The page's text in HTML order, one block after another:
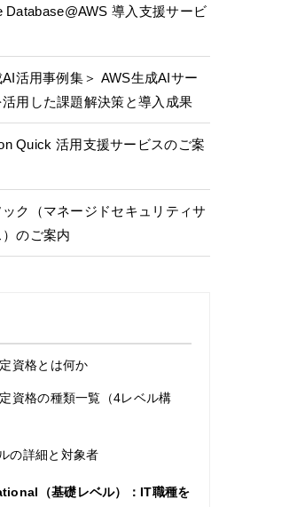
Database@AWS 導入支援サービ
AI活用事例集＞ AWS生成AIサー
活用した課題解決策と導入成果
Quick 活用支援サービスのご案
ク（マネージドセキュリティサ
のご案内
資格とは何か
資格の種類一覧（4レベル構
の詳細と対象者
（基礎レベル）：IT職種を